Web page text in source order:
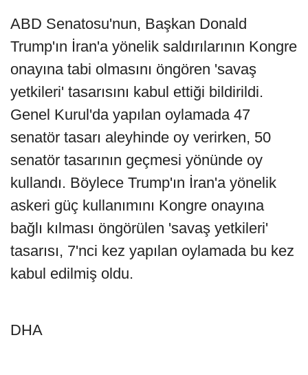
ABD Senatosu'nun, Başkan Donald
Trump'ın İran'a yönelik saldırılarının Kongre
onayına tabi olmasını öngören 'savaş
yetkileri' tasarısını kabul ettiği bildirildi.
Genel Kurul'da yapılan oylamada 47
senatör tasarı aleyhinde oy verirken, 50
senatör tasarının geçmesi yönünde oy
kullandı. Böylece Trump'ın İran'a yönelik
askeri güç kullanımını Kongre onayına
bağlı kılması öngörülen 'savaş yetkileri'
tasarısı, 7'nci kez yapılan oylamada bu kez
kabul edilmiş oldu.
DHA